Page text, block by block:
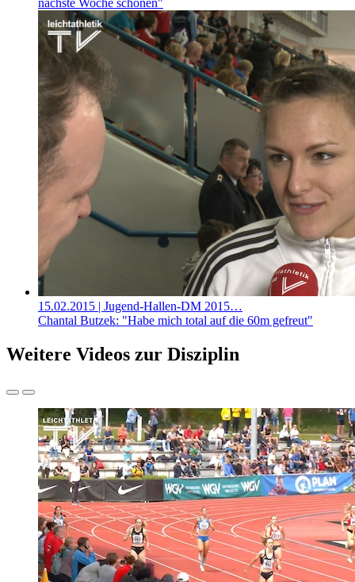
nächste Woche schonen"
15.02.2015 | Jugend-Hallen-DM 2015…
Chantal Butzek: "Habe mich total auf die 60m gefreut"
Weitere Videos zur Disziplin